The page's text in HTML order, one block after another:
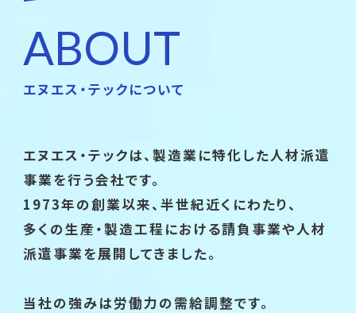
ABOUT
エヌエス・テックについて
エヌエス・テックは、製造業に特化した人材派遣
事業を行う会社です。
1973年の創業以来、半世紀近くにわたり、
多くの生産・製造工程における請負事業や人材
派遣事業を展開してきました。
当社の強みは労働力の需給調整です。